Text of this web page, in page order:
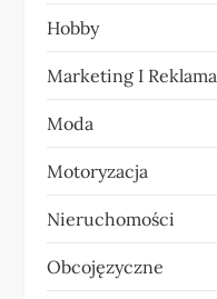
i
s
u
Hobby
Marketing I Reklama
Moda
Motoryzacja
Nieruchomości
Obcojęzyczne